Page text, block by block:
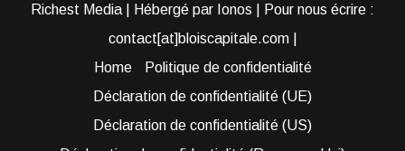
Richest Media | Hébergé par Ionos | Pour nous écrire :
contact[at]bloiscapitale.com |
Home
Politique de confidentialité
Déclaration de confidentialité (UE)
Déclaration de confidentialité (US)